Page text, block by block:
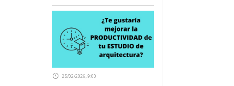
25/02/2026, 9:00